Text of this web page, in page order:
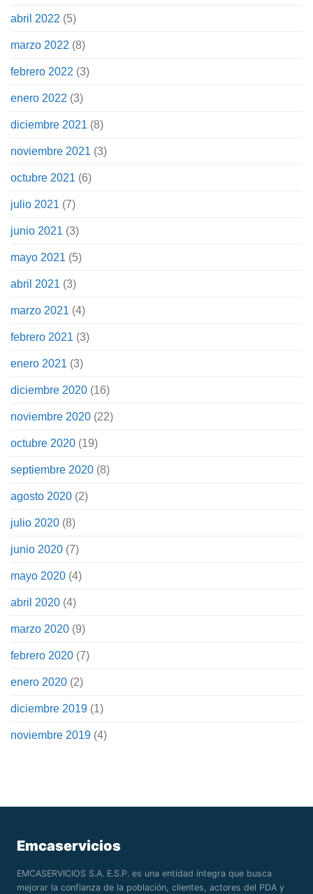
abril 2022 (5)
marzo 2022 (8)
febrero 2022 (3)
enero 2022 (3)
diciembre 2021 (8)
noviembre 2021 (3)
octubre 2021 (6)
julio 2021 (7)
junio 2021 (3)
mayo 2021 (5)
abril 2021 (3)
marzo 2021 (4)
febrero 2021 (3)
enero 2021 (3)
diciembre 2020 (16)
noviembre 2020 (22)
octubre 2020 (19)
septiembre 2020 (8)
agosto 2020 (2)
julio 2020 (8)
junio 2020 (7)
mayo 2020 (4)
abril 2020 (4)
marzo 2020 (9)
febrero 2020 (7)
enero 2020 (2)
diciembre 2019 (1)
noviembre 2019 (4)
Emcaservicios
EMCASERVICIOS S.A. E.S.P. es una entidad íntegra que busca
mejorar la confianza de la población, clientes, actores del PDA y